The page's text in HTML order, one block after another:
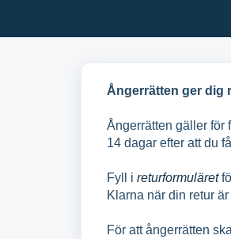
Ångerrätten ger dig
Ångerrätten gäller för
14 dagar efter att du
Fyll i returformuläret
Klarna när din retur
För att ångerrätten